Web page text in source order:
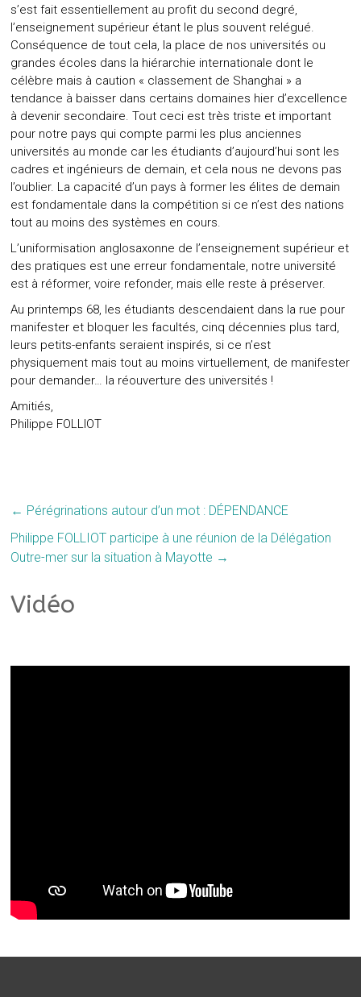
s’est fait essentiellement au profit du second degré,
l’enseignement supérieur étant le plus souvent relégué.
Conséquence de tout cela, la place de nos universités ou
grandes écoles dans la hiérarchie internationale dont le
célèbre mais à caution « classement de Shanghai » a
tendance à baisser dans certains domaines hier d’excellence
à devenir secondaire. Tout ceci est très triste et important
pour notre pays qui compte parmi les plus anciennes
universités au monde car les étudiants d’aujourd’hui sont les
cadres et ingénieurs de demain, et cela nous ne devons pas
l’oublier. La capacité d’un pays à former les élites de demain
est fondamentale dans la compétition si ce n’est des nations
tout au moins des systèmes en cours.
L’uniformisation anglosaxonne de l’enseignement supérieur et
des pratiques est une erreur fondamentale, notre université
est à réformer, voire refonder, mais elle reste à préserver.
Au printemps 68, les étudiants descendaient dans la rue pour
manifester et bloquer les facultés, cinq décennies plus tard,
leurs petits-enfants seraient inspirés, si ce n’est
physiquement mais tout au moins virtuellement, de manifester
pour demander… la réouverture des universités !
Amitiés,
Philippe FOLLIOT
← Pérégrinations autour d’un mot : DÉPENDANCE
Philippe FOLLIOT participe à une réunion de la Délégation
Outre-mer sur la situation à Mayotte →
Vidéo